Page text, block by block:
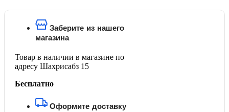
Заберите из нашего
магазина
Товар в наличии в магазине по
адресу Шахрисабз 15
Бесплатно
Оформите доставку